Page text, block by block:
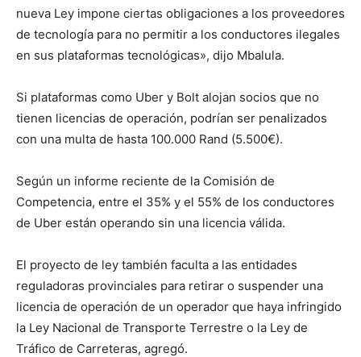
nueva Ley impone ciertas obligaciones a los proveedores
de tecnología para no permitir a los conductores ilegales
en sus plataformas tecnológicas», dijo Mbalula.
Si plataformas como Uber y Bolt alojan socios que no
tienen licencias de operación, podrían ser penalizados
con una multa de hasta 100.000 Rand (5.500€).
Según un informe reciente de la Comisión de
Competencia, entre el 35% y el 55% de los conductores
de Uber están operando sin una licencia válida.
El proyecto de ley también faculta a las entidades
reguladoras provinciales para retirar o suspender una
licencia de operación de un operador que haya infringido
la Ley Nacional de Transporte Terrestre o la Ley de
Tráfico de Carreteras, agregó.